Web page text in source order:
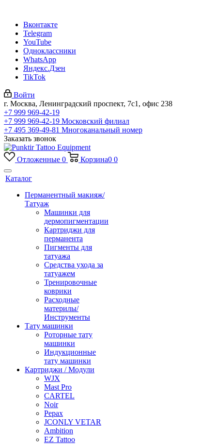
Вконтакте
Telegram
YouTube
Одноклассники
WhatsApp
Яндекс.Дзен
TikTok
Войти
г. Москва, Ленинградский проспект, 7с1, офис 238
+7 999 969-42-19
+7 999 969-42-19 Московский филиал
+7 495 369-49-81 Многоканальный номер
Заказать звонок
Отложенные 0 Корзина0 0
Каталог
Перманентный макияж/
Татуаж
Машинки для
дермопигментации
Картриджи для
перманента
Пигменты для
татуажа
Средства ухода за
татуажем
Тренировочные
коврики
Расходные
материлы/
Инструменты
Тату машинки
Роторные тату
машинки
Индукционные
тату машинки
Картриджи / Модули
WJX
Mast Pro
CARTEL
Noir
Pepax
JCONLY VETAR
Ambition
EZ Tattoo